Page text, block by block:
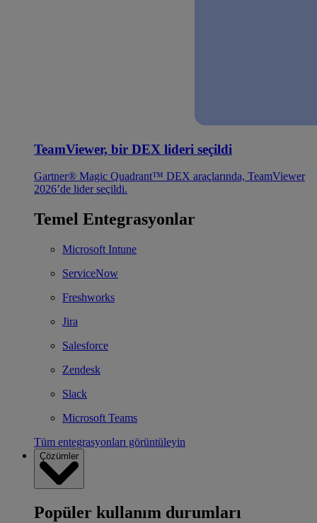
TeamViewer, bir DEX lideri seçildi
Gartner® Magic Quadrant™ DEX araçlarında, TeamViewer
2026’de lider seçildi.
Temel Entegrasyonlar
Microsoft Intune
ServiceNow
Freshworks
Jira
Salesforce
Zendesk
Slack
Microsoft Teams
Tüm entegrasyonları görüntüleyin
Çözümler
Popüler kullanım durumları